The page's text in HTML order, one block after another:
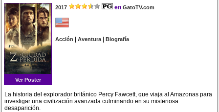
Ver Poster
2017 en GatoTV.com
Acción |Aventura|Biografía
La historia del explorador británico Percy Fawcett, que viaja al Amazonas para
investigar una civilización avanzada culminando en su misteriosa
desaparición.